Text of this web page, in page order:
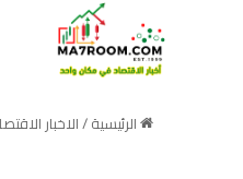
الرئيسية/الاخبار